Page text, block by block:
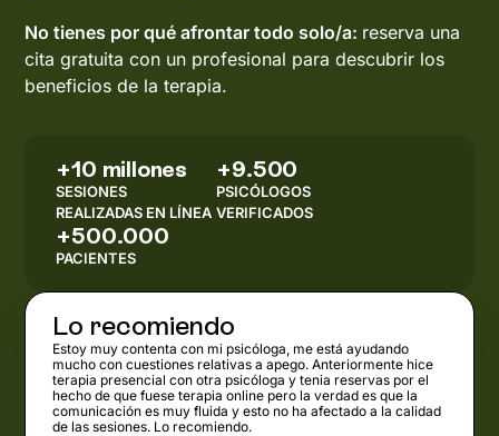
No tienes por qué afrontar todo solo/a: reserva una
cita gratuita con un profesional para descubrir los
beneficios de la terapia.
+10 millones
SESIONES
REALIZADAS EN LÍNEA
+9.500
PSICÓLOGOS
VERIFICADOS
+500.000
PACIENTES
Lo recomiendo
Estoy muy contenta con mi psicóloga, me está ayudando
mucho con cuestiones relativas a apego. Anteriormente hice
terapia presencial con otra psicóloga y tenia reservas por el
hecho de que fuese terapia online pero la verdad es que la
comunicación es muy fluida y esto no ha afectado a la calidad
de las sesiones. Lo recomiendo.